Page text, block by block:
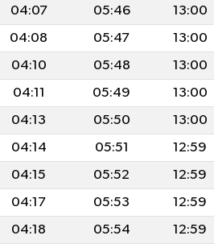
04:07 05:46 13:00
04:08 05:47 13:00
04:10 05:48 13:00
04:11 05:49 13:00
04:13 05:50 13:00
04:14 05:51 12:59
04:15 05:52 12:59
04:17 05:53 12:59
04:18 05:54 12:59